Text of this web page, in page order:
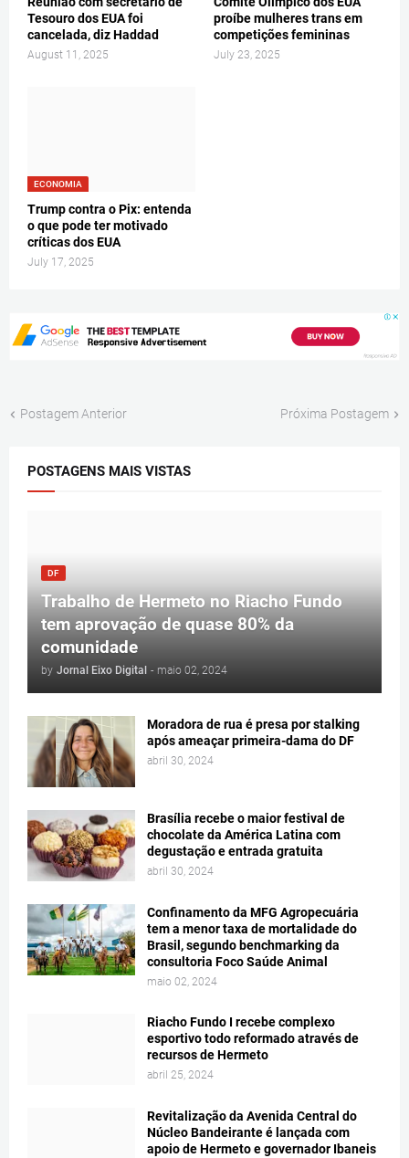
Tesouro dos EUA foi
cancelada, diz Haddad
August 11, 2025
proíbe mulheres trans em
competições femininas
July 23, 2025
ECONOMIA
Trump contra o Pix: entenda
o que pode ter motivado
críticas dos EUA
July 17, 2025
Postagem Anterior Próxima Postagem
POSTAGENS MAIS VISTAS
DF
Trabalho de Hermeto no Riacho Fundo
tem aprovação de quase 80% da
comunidade
by Jornal Eixo Digital - maio 02, 2024
Moradora de rua é presa por stalking
após ameaçar primeira-dama do DF
abril 30, 2024
Brasília recebe o maior festival de
chocolate da América Latina com
degustação e entrada gratuita
abril 30, 2024
Confinamento da MFG Agropecuária
tem a menor taxa de mortalidade do
Brasil, segundo benchmarking da
consultoria Foco Saúde Animal
maio 02, 2024
Riacho Fundo I recebe complexo
esportivo todo reformado através de
recursos de Hermeto
abril 25, 2024
Revitalização da Avenida Central do
Núcleo Bandeirante é lançada com
apoio de Hermeto e governador Ibaneis